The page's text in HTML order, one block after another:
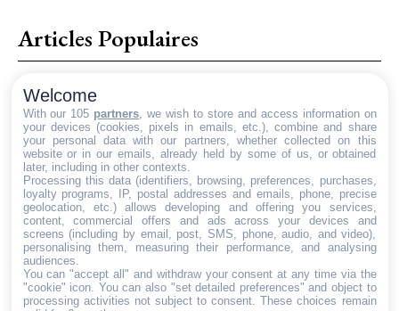
Articles Populaires
Comment transformer votre site B2B en une machine à générer
des leads ?
Héritage et succession : comment le notaire facilite le
processus
Comment la médecine esthétique transforme l’apparence en
douceur
Welcome
With our 105 partners , we wish to store and access information on
your devices (cookies, pixels in emails, etc.), combine and share
your personal data with our partners, whether collected on this
website or in our emails, already held by some of us, or obtained
later, including in other contexts.
Processing this data (identifiers, browsing, preferences, purchases,
loyalty programs, IP, postal addresses and emails, phone, precise
geolocation, etc.) allows developing and offering you services,
content, commercial offers and ads across your devices and
screens (including by email, post, SMS, phone, audio, and video),
personalising them, measuring their performance, and analysing
audiences.
You can "accept all" and withdraw your consent at any time via the
"cookie" icon . You can also "set detailed preferences" and object to
processing activities not subject to consent. These choices remain